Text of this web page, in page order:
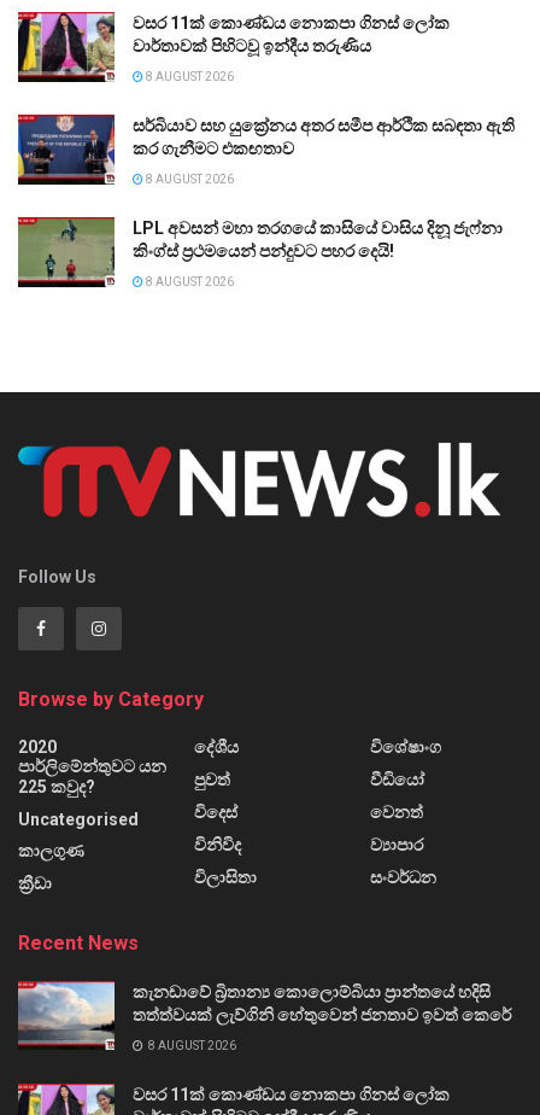
වසර 11ක් කොණ්ඩය නොකපා ගිනස් ලෝක
වාර්තාවක් පිහිටවූ ඉන්දීය තරුණිය
8 AUGUST 2026
සර්බියාව සහ යුක්‍රේනය අතර සමීප ආර්ථික සබඳතා ඇති
කර ගැනීමට එකඟතාව
8 AUGUST 2026
LPL අවසන් මහා තරගයේ කාසියේ වාසිය දිනූ ජැෆ්නා
කිංග්ස් ප්‍රථමයෙන් පන්දුවට පහර දෙයි!
8 AUGUST 2026
Follow Us
Browse by Category
2020
පාර්ලිමේන්තුවට යන
225 කවුද?
Uncategorised
කාලගුණ
ක්‍රීඩා
දේශීය
පුවත්
විදෙස්
විනිවිද
විලාසිතා
විශේෂාංග
වීඩියෝ
වෙනත්
ව්‍යාපාර
සංවර්ධන
Recent News
කැනඩාවේ බ්‍රිතාන්‍ය කොලොම්බියා ප්‍රාන්තයේ හදිසි
තත්ත්වයක් ලැව්ගිනි හේතුවෙන් ජනතාව ඉවත් කෙරේ
8 AUGUST 2026
වසර 11ක් කොණ්ඩය නොකපා ගිනස් ලෝක